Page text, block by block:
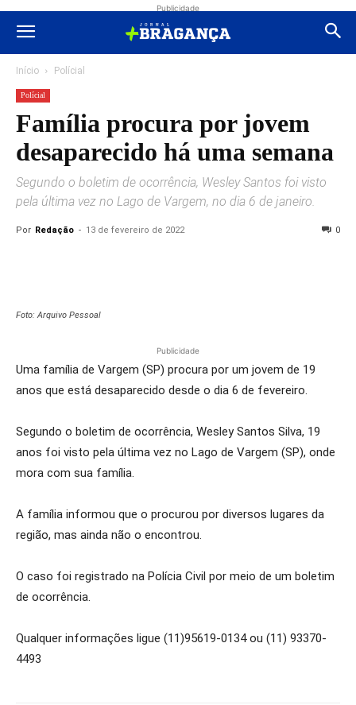
Publicidade
Início Polícial
Polícial
Família procura por jovem
desaparecido há uma semana
Segundo o boletim de ocorrência, Wesley Santos foi visto
pela última vez no Lago de Vargem, no dia 6 de janeiro.
Por Redação - 13 de fevereiro de 2022 0
Foto: Arquivo Pessoal
Publicidade
Uma família de Vargem (SP) procura por um jovem de 19
anos que está desaparecido desde o dia 6 de fevereiro.
Segundo o boletim de ocorrência, Wesley Santos Silva, 19
anos foi visto pela última vez no Lago de Vargem (SP), onde
mora com sua família.
A família informou que o procurou por diversos lugares da
região, mas ainda não o encontrou.
O caso foi registrado na Polícia Civil por meio de um boletim
de ocorrência.
Qualquer informações ligue (11)95619-0134 ou (11) 93370-
4493